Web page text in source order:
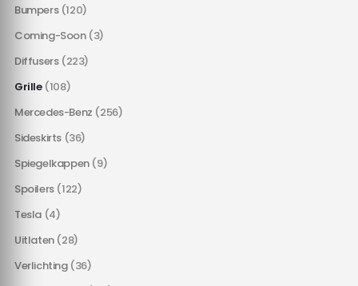
Bumpers (120)
Coming-Soon (3)
Diffusers (223)
Grille (108)
Mercedes-Benz (256)
Sideskirts (36)
Spiegelkappen (9)
Spoilers (122)
Tesla (4)
Uitlaten (28)
Verlichting (36)